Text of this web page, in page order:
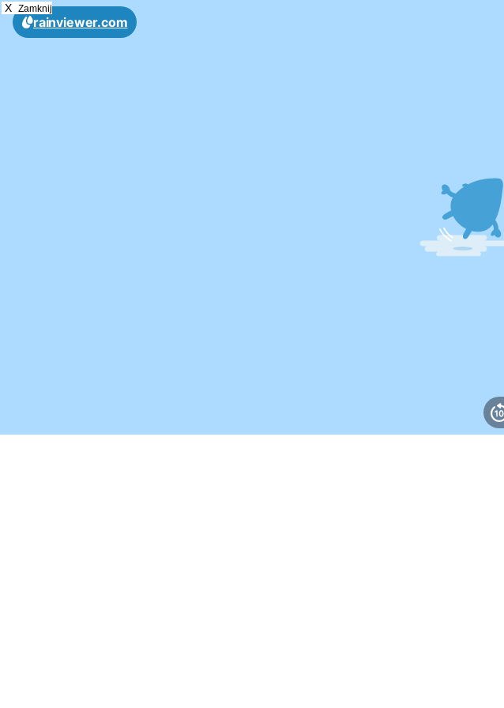
X Zamknij